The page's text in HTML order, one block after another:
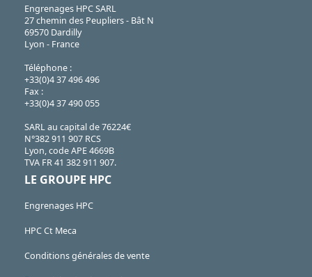
Engrenages HPC SARL
27 chemin des Peupliers - Bât N
69570 Dardilly
Lyon - France
Téléphone :
+33(0)4 37 496 496
Fax :
+33(0)4 37 490 055
SARL au capital de 76224€
N°382 911 907 RCS
Lyon, code APE 4669B
TVA FR 41 382 911 907.
LE GROUPE HPC
Engrenages HPC
HPC Ct Meca
Conditions générales de vente